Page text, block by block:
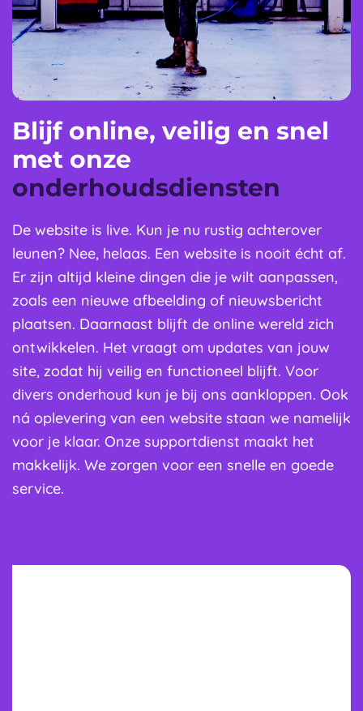
Blijf online, veilig en snel
met onze
onderhoudsdiensten
De website is live. Kun je nu rustig achterover
leunen? Nee, helaas. Een website is nooit écht af.
Er zijn altijd kleine dingen die je wilt aanpassen,
zoals een nieuwe afbeelding of nieuwsbericht
plaatsen. Daarnaast blijft de online wereld zich
ontwikkelen. Het vraagt om updates van jouw
site, zodat hij veilig en functioneel blijft. Voor
divers onderhoud kun je bij ons aankloppen. Ook
ná oplevering van een website staan we namelijk
voor je klaar. Onze supportdienst maakt het
makkelijk. We zorgen voor een snelle en goede
service.